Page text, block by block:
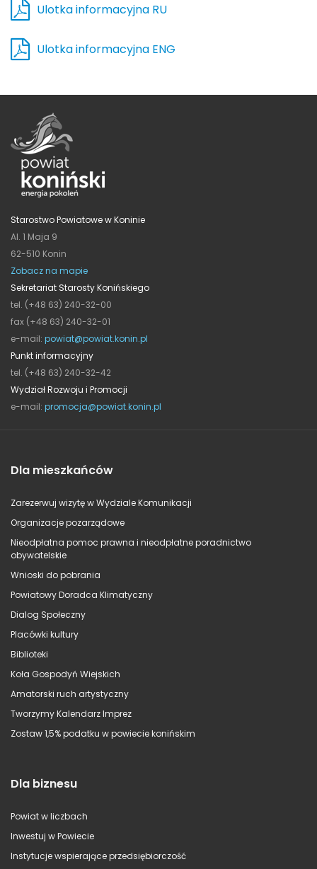
Ulotka informacyjna RU
Ulotka informacyjna ENG
Starostwo Powiatowe w Koninie
Al. 1 Maja 9
62-510 Konin
Zobacz na mapie
Sekretariat Starosty Konińskiego
tel. (+48 63) 240-32-00
fax (+48 63) 240-32-01
e-mail: powiat@powiat.konin.pl
Punkt informacyjny
tel. (+48 63) 240-32-42
Wydział Rozwoju i Promocji
e-mail: promocja@powiat.konin.pl
Dla mieszkańców
Zarezerwuj wizytę w Wydziale Komunikacji
Organizacje pozarządowe
Nieodpłatna pomoc prawna i nieodpłatne poradnictwo
obywatelskie
Wnioski do pobrania
Powiatowy Doradca Klimatyczny
Dialog Społeczny
Placówki kultury
Biblioteki
Koła Gospodyń Wiejskich
Amatorski ruch artystyczny
Tworzymy Kalendarz Imprez
Zostaw 1,5% podatku w powiecie konińskim
Dla biznesu
Powiat w liczbach
Inwestuj w Powiecie
Instytucje wspierające przedsiębiorczość